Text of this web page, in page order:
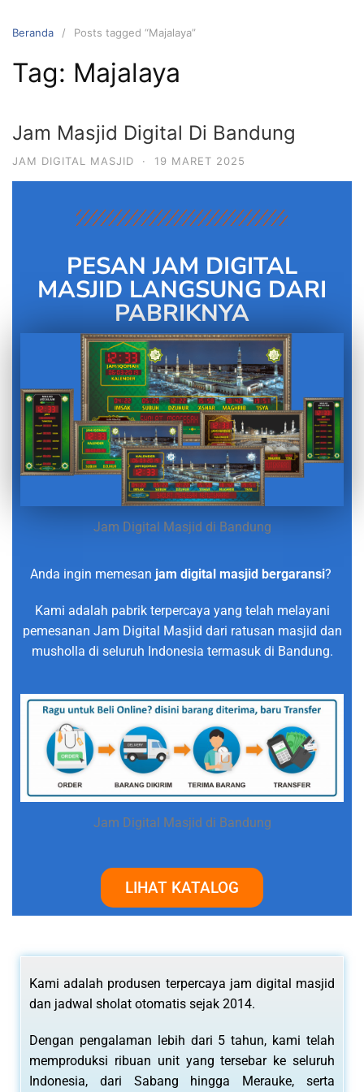
Beranda Posts tagged “Majalaya”
Tag: Majalaya
Jam Masjid Digital Di Bandung
JAM DIGITAL MASJID · 19 MARET 2025
PESAN JAM DIGITAL
MASJID LANGSUNG DARI
PABRIKNYA
Jam Digital Masjid di Bandung
Anda ingin memesan jam digital masjid bergaransi?
Kami adalah pabrik terpercaya yang telah melayani
pemesanan Jam Digital Masjid dari ratusan masjid dan
musholla di seluruh Indonesia termasuk di Bandung.
Jam Digital Masjid di Bandung
LIHAT KATALOG
Kami adalah produsen terpercaya jam digital masjid
dan jadwal sholat otomatis sejak 2014.
Dengan pengalaman lebih dari 5 tahun, kami telah
memproduksi ribuan unit yang tersebar ke seluruh
Indonesia, dari Sabang hingga Merauke, serta